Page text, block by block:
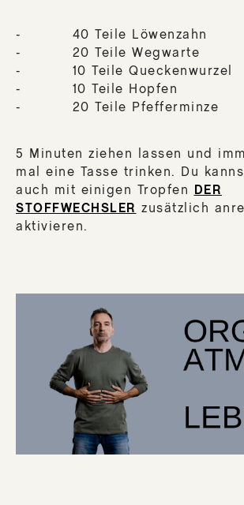
- 40 Teile Löwenzahn
- 20 Teile Wegwarte
- 10 Teile Queckenwurzel
- 10 Teile Hopfen
- 20 Teile Pfefferminze
5 Minuten ziehen lassen und
mal eine Tasse trinken. Du
auch mit einigen Tropfen DER
STOFFWECHSLER zusätzlich
aktivieren.